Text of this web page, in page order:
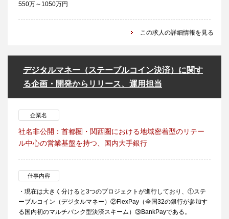
550万～1050万円
この求人の詳細情報を見る
デジタルマネー（ステーブルコイン決済）に関す
る企画・開発からリリース、運用担当
企業名
社名非公開：首都圏・関西圏における地域密着型のリテー
ル中心の営業基盤を持つ、国内大手銀行
仕事内容
・現在は大きく分けると3つのプロジェクトが進行しており、①ステ
ーブルコイン（デジタルマネー）②FlexPay（全国32の銀行が参加す
る国内初のマルチバンク型決済スキーム）③BankPayである。